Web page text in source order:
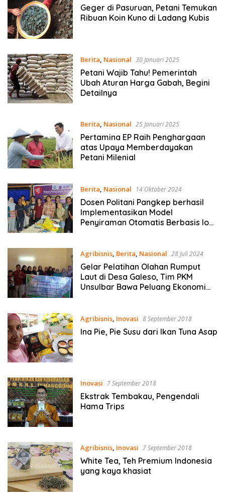
Geger di Pasuruan, Petani Temukan
Ribuan Koin Kuno di Ladang Kubis
Berita, Nasional 30 Januari 2025
Petani Wajib Tahu! Pemerintah
Ubah Aturan Harga Gabah, Begini
Detailnya
Berita, Nasional 25 Januari 2025
Pertamina EP Raih Penghargaan
atas Upaya Memberdayakan
Petani Milenial
Berita Nasional 14 Oktober 2024
Dosen Politani Pangkep berhasil
Implementasikan Model
Penyiraman Otomatis Berbasis IoT
Agribisnis, Berita, Nasional 28 Juli 2024
Gelar Pelatihan Olahan Rumput
Laut di Desa Galeso, Tim PKM
Unsulbar Bawa Peluang Ekonomi
Agribisnis, Inovasi 8 September 2018
Ina Pie, Pie Susu dari Ikan Tuna Asap
Inovasi 7 September 2018
Ekstrak Tembakau, Pengendali
Hama Trips
Agribisnis, Inovasi 7 September 2018
White Tea, Teh Premium Indonesia
yang kaya khasiat